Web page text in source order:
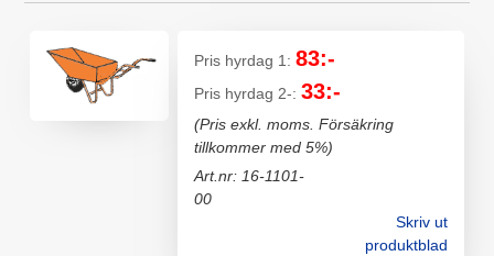
Pris hyrdag 1:83:-
Pris hyrdag 2-:33:-
(Pris exkl. moms. Försäkring
tillkommer med 5%)
Art.nr: 16-1101-
00
Skriv ut
produktblad